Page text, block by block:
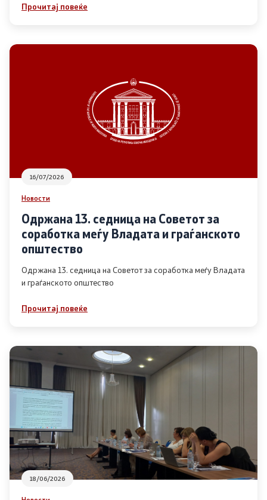
Извештаи
Список на ОЈИ
Контакт
Контакт
Линкови
Изјава за пристапност
Со еден клик до сите услуги
Прочитај повеќе
16/07/2026
Новости
Одржана 13. седница на Советот за
соработка меѓу Владата и граѓанското
општество
Одржана 13. седница на Советот за соработка меѓу Владата
и граѓанското општество
Прочитај повеќе
18/06/2026